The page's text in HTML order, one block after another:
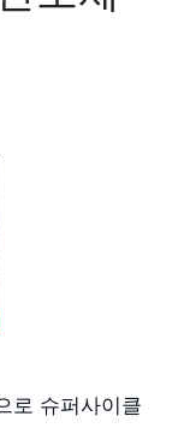
로 슈퍼사이클